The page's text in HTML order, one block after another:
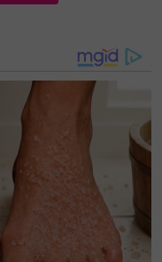
ini, ada yang
tahap kritikal.
saringan